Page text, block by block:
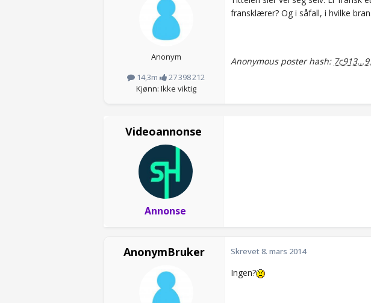
Anonym
14,3m
27 398 212
Kjønn: Ikke viktig
fransklærer? Og i såfall, i hvilke
Anonymous poster hash:
Videoannonse
Annonse
AnonymBruker Skrevet8. mars 2014
Ingen?